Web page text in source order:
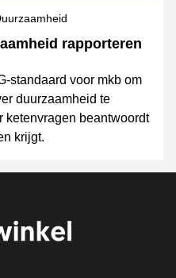
rapporteren
standaard voor mkb om
duurzaamheid te
ketenvragen beantwoordt
krijgt.